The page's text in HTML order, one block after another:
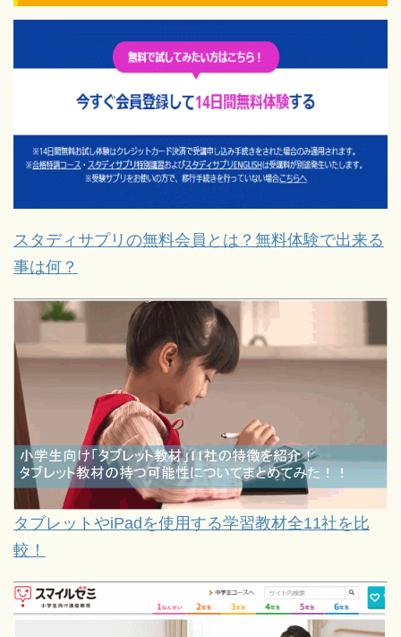
スタディサプリの無料会員とは？無料体験で出来る
事は何？
タブレットやiPadを使用する学習教材全11社を比
較！